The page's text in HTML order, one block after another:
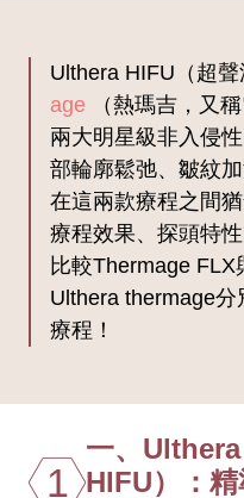
Ulthera HIFU（超
age
（熱瑪吉，又
兩大明星級非入侵
部輪廓鬆弛、皺紋
在這兩款療程之間
療程效果、探頭特
比較Thermage
Ulthera thermage
療程！
1
一、
HIFU）：